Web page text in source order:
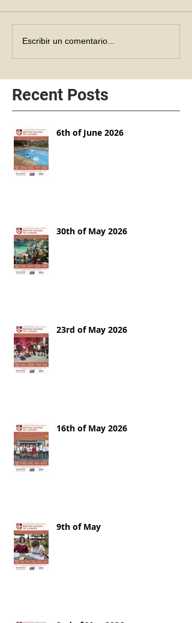
Escribir un comentario...
Recent Posts
6th of June 2026
30th of May 2026
23rd of May 2026
16th of May 2026
9th of May